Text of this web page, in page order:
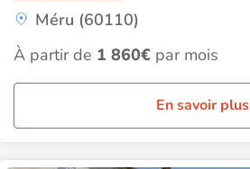
Méru (60110)
À partir de 1 860€ par mois
En savoir plus